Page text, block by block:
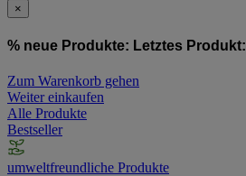
×
% neue Produkte: Letztes Produkt:
Zum Warenkorb gehen
Weiter einkaufen
Alle Produkte
Bestseller
umweltfreundliche Produkte